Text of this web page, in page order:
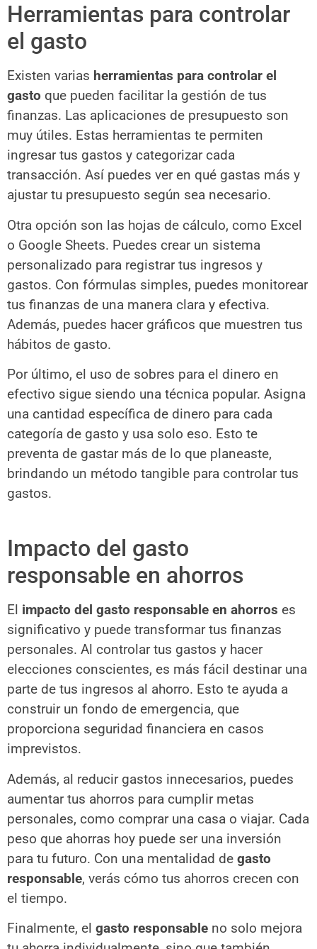
Herramientas para controlar
el gasto
Existen varias herramientas para controlar el
gasto que pueden facilitar la gestión de tus
finanzas. Las aplicaciones de presupuesto son
muy útiles. Estas herramientas te permiten
ingresar tus gastos y categorizar cada
transacción. Así puedes ver en qué gastas más y
ajustar tu presupuesto según sea necesario.
Otra opción son las hojas de cálculo, como Excel
o Google Sheets. Puedes crear un sistema
personalizado para registrar tus ingresos y
gastos. Con fórmulas simples, puedes monitorear
tus finanzas de una manera clara y efectiva.
Además, puedes hacer gráficos que muestren tus
hábitos de gasto.
Por último, el uso de sobres para el dinero en
efectivo sigue siendo una técnica popular. Asigna
una cantidad específica de dinero para cada
categoría de gasto y usa solo eso. Esto te
preventa de gastar más de lo que planeaste,
brindando un método tangible para controlar tus
gastos.
Impacto del gasto
responsable en ahorros
El impacto del gasto responsable en ahorros es
significativo y puede transformar tus finanzas
personales. Al controlar tus gastos y hacer
elecciones conscientes, es más fácil destinar una
parte de tus ingresos al ahorro. Esto te ayuda a
construir un fondo de emergencia, que
proporciona seguridad financiera en casos
imprevistos.
Además, al reducir gastos innecesarios, puedes
aumentar tus ahorros para cumplir metas
personales, como comprar una casa o viajar. Cada
peso que ahorras hoy puede ser una inversión
para tu futuro. Con una mentalidad de gasto
responsable, verás cómo tus ahorros crecen con
el tiempo.
Finalmente, el gasto responsable no solo mejora